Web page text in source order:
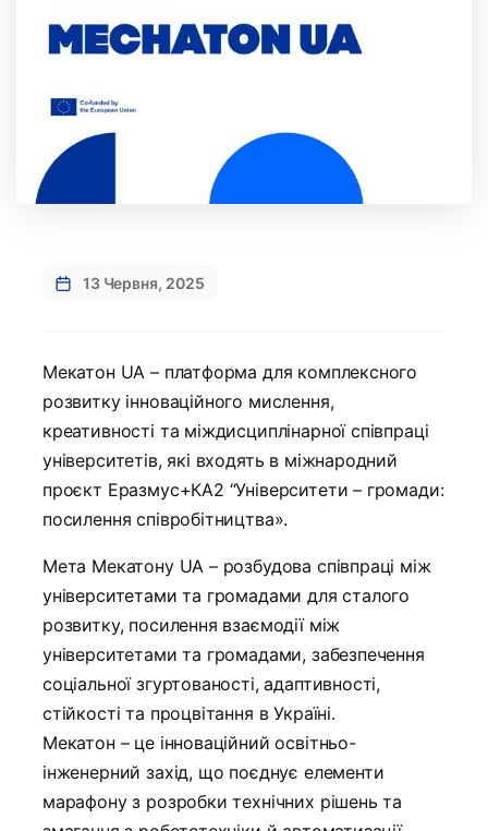
13 Червня, 2025
Мекатон UA – платформа для комплексного
розвитку інноваційного мислення,
креативності та міждисциплінарної співпраці
університетів, які входять в міжнародний
проєкт Еразмус+КА2 “Університети – громади:
посилення співробітництва».
Мета Мекатону UA – розбудова співпраці між
університетами та громадами для сталого
розвитку, посилення взаємодії між
університетами та громадами, забезпечення
соціальної згуртованості, адаптивності,
стійкості та процвітання в Україні.
Мекатон – це інноваційний освітньо-
інженерний захід, що поєднує елементи
марафону з розробки технічних рішень та